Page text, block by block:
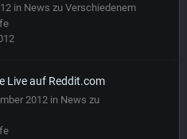
in News zu Verschiedenem
Live auf Reddit.com
2012 in News zu